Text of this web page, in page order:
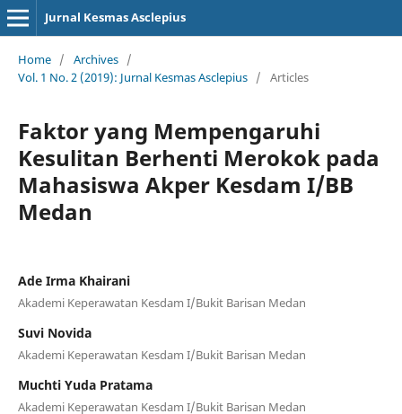
Jurnal Kesmas Asclepius
Home / Archives /
Vol. 1 No. 2 (2019): Jurnal Kesmas Asclepius / Articles
Faktor yang Mempengaruhi
Kesulitan Berhenti Merokok pada
Mahasiswa Akper Kesdam I/BB
Medan
Ade Irma Khairani
Akademi Keperawatan Kesdam I/Bukit Barisan Medan
Suvi Novida
Akademi Keperawatan Kesdam I/Bukit Barisan Medan
Muchti Yuda Pratama
Akademi Keperawatan Kesdam I/Bukit Barisan Medan